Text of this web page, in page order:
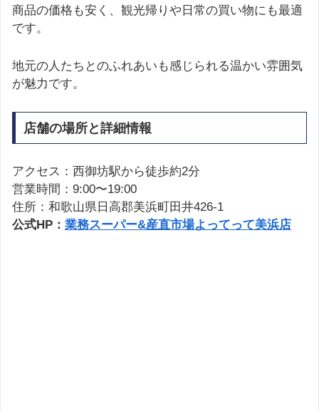
商品の価格も安く、観光帰りや日常の買い物にも最適
です。
地元の人たちとのふれあいも感じられる温かい雰囲気
が魅力です。
店舗の場所と詳細情報
アクセス：西御坊駅から徒歩約2分
営業時間：9:00〜19:00
住所：和歌山県日高郡美浜町田井426-1
公式HP： 業務スーパー&産直市場よってって美浜店